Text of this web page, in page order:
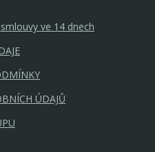
ve 14 dnech
ÚDAJŮ